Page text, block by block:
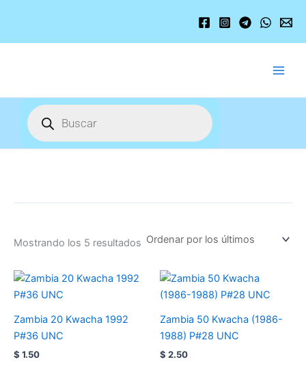
contenido
Búsqueda
de
productos
Mostrando los 5 resultados
Zambia 20 Kwacha 1992
P#36 UNC
$ 1.50
Zambia 50 Kwacha (1986-
1988) P#28 UNC
$ 2.50